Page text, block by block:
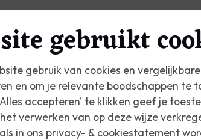
gebruikt
gebruik van cookies en
en om je relevante boodschappen te
accepteren' te klikken geef je
verwerken van op deze wijze
in ons privacy- & cookiestatement
je bezoek Zien & doen Over